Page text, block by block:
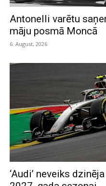
Antonelli varētu
māju posmā Moncā
6. August, 2026
‘Audi’ neveiks